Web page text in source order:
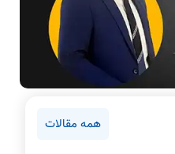
همه مقالات